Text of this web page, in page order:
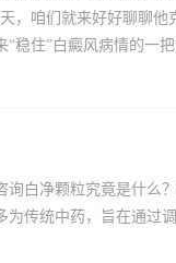
，咱们就来好好聊聊
稳住”白癜风病情的一
白净颗粒究竟是什
传统中药，旨在通过